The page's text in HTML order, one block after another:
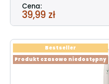
Cena:
39,99 zł
Produkt czasowo niedostępny
Bestseller